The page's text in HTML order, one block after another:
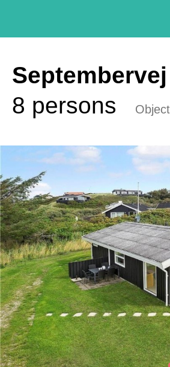
Septembervej
8 persons